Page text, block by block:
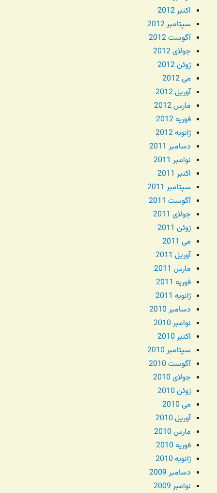
اکتبر 2012
سپتامبر 2012
آگوست 2012
جولای 2012
ژوئن 2012
می 2012
آوریل 2012
مارس 2012
فوریه 2012
ژانویه 2012
دسامبر 2011
نوامبر 2011
اکتبر 2011
سپتامبر 2011
آگوست 2011
جولای 2011
ژوئن 2011
می 2011
آوریل 2011
مارس 2011
فوریه 2011
ژانویه 2011
دسامبر 2010
نوامبر 2010
اکتبر 2010
سپتامبر 2010
آگوست 2010
جولای 2010
ژوئن 2010
می 2010
آوریل 2010
مارس 2010
فوریه 2010
ژانویه 2010
دسامبر 2009
نوامبر 2009